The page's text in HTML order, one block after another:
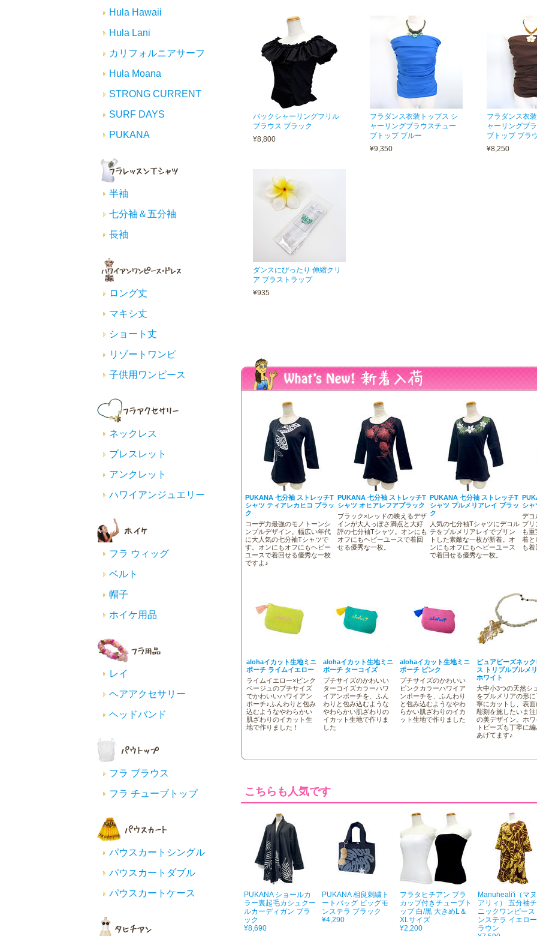
バックシャーリングフリル
ブラウス ブラック
¥8,800
フラダンス衣装トップス シ
ャーリングブラウスチュー
ブトップ ブルー
¥9,350
フラダンス衣
ャーリングブ
ブトップ ブラ
¥8,250
ダンスにぴったり 伸縮クリ
ア ブラストラップ
¥935
PUKANA 七分袖 ストレッチT
シャツ ティアレカヒコ ブラッ
ク
コーデ力最強のモノトーンシ
ンプルデザイン。幅広い年代
に大人気の七分袖Tシャツで
す。オンにもオフにもヘビー
ユースで着回せる優秀な一枚
ですよ♪
PUKANA 七分袖 ストレッチT
シャツ オヒアレフアブラック
ブラック×レッドの映えるデザ
インが大人っぽさ満点と大好
評の七分袖Tシャツ。オンにも
オフにもヘビーユースで着回
せる優秀な一枚。
PUKANA 七分袖 ストレッチT
シャツ プルメリアレイ ブラッ
ク
人気の七分袖Tシャツにデコル
テをプルメリアレイでプリン
トした素敵な一枚が新着。オ
ンにもオフにもヘビーユース
で着回せる優秀な一枚。
シャ
デコ
プリ
も
着と
も
alohaイカット生地ミニ
ポーチ ライムイエロー
ライムイエロー×ピンク
ベージュのプチサイズ
でかわいいハワイアン
ポーチ♪ふんわりと包み
込むようなやわらかい
肌ざわりのイカット生
地で作りました！
alohaイカット生地ミニ
ポーチ ターコイズ
プチサイズのかわいい
ターコイズカラーハワ
イアンポーチを、ふん
わりと包み込むような
やわらかい肌ざわりの
イカット生地で作りま
した
alohaイカット生地ミニ
ポーチ ピンク
プチサイズのかわいい
ピンクカラーハワイア
ンポーチを、ふんわり
と包み込むようなやわ
らかい肌ざわりのイカ
ット生地で作りました
ピュアビーズネック
ス トリプルプルメ
ホワイト
大中小3つの天然シ
をプルメリアの形に
寧にカットし、表面
彫刻を施したいま注
の美デザイン。ホワ
トビーズも丁寧に
あげてます♪
こちらも人気です
PUKANA ショールカ
ラー裏起毛カシュクー
ルカーディガン ブラ
ック
¥8,690
PUKANA 相良刺繍ト
ートバッグ ビッグモ
ンステラ ブラック
¥4,290
フラタヒチアン ブラ
カップ付きチューブト
ップ 白/黒 大きめL＆
XLサイズ
¥2,200
Manuheali'i（マ
アリィ） 五分袖チ
ニックワンピース
ンステラ イエロ
ラウン
Hula Hawaii
Hula Lani
カリフォルニアサーフ
Hula Moana
STRONG CURRENT
SURF DAYS
PUKANA
半袖
七分袖＆五分袖
長袖
ロング丈
マキシ丈
ショート丈
リゾートワンピ
子供用ワンピース
ネックレス
ブレスレット
アンクレット
ハワイアンジュエリー
フラ ウィッグ
ベルト
帽子
ホイケ用品
レイ
ヘアアクセサリー
ヘッドバンド
フラ ブラウス
フラ チューブトップ
パウスカートシングル
パウスカートダブル
パウスカートケース